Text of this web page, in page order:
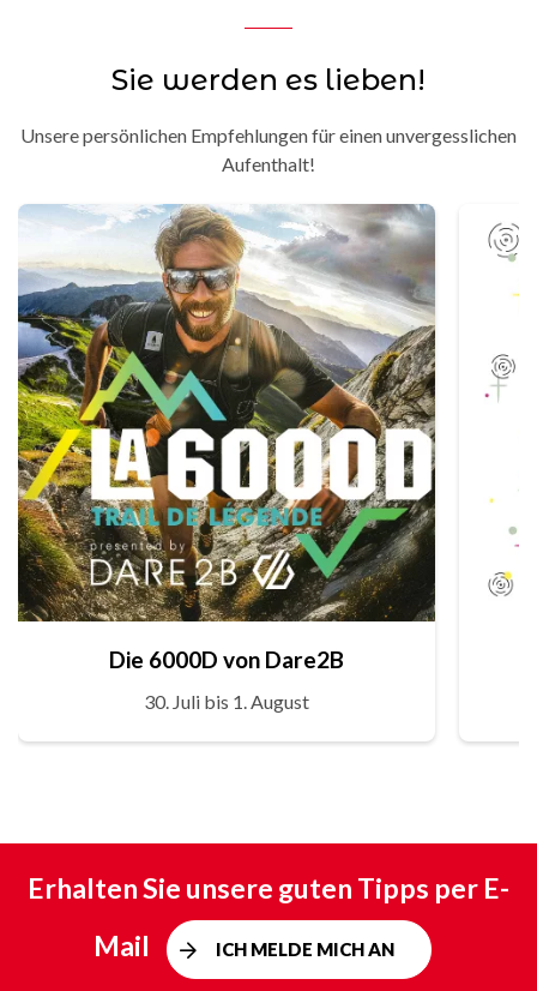
Sie werden es lieben!
Unsere persönlichen Empfehlungen für einen unvergesslichen
Aufenthalt!
Die 6000D von Dare2B
30. Juli bis 1. August
Erhalten Sie unsere guten Tipps per E-
Mail
ICH MELDE MICH AN